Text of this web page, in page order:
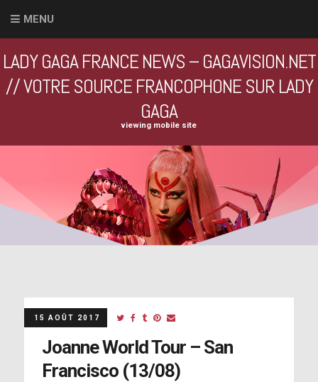
MENU
LADY GAGA FRANCE NEWS – GAGAVISION.NET
// VOTRE SOURCE FRANCOPHONE SUR LADY
GAGA
viewing mobile site
15 AOÛT 2017
Joanne World Tour – San
Francisco (13/08)